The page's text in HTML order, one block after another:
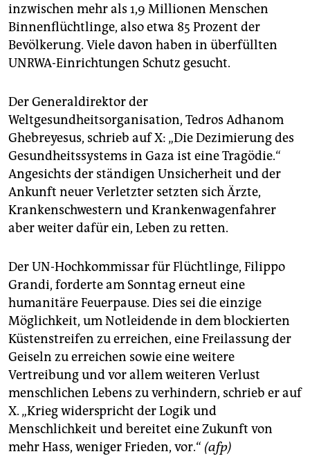
inzwischen mehr als 1,9 Millionen Menschen
Binnenflüchtlinge, also etwa 85 Prozent der
Bevölkerung. Viele davon haben in überfüllten
UNRWA-Einrichtungen Schutz gesucht.
Der Generaldirektor der
Weltgesundheitsorganisation, Tedros Adhanom
Ghebreyesus, schrieb auf X: „Die Dezimierung des
Gesundheitssystems in Gaza ist eine Tragödie.“
Angesichts der ständigen Unsicherheit und der
Ankunft neuer Verletzter setzten sich Ärzte,
Krankenschwestern und Krankenwagenfahrer
aber weiter dafür ein, Leben zu retten.
Der UN-Hochkommissar für Flüchtlinge, Filippo
Grandi, forderte am Sonntag erneut eine
humanitäre Feuerpause. Dies sei die einzige
Möglichkeit, um Notleidende in dem blockierten
Küstenstreifen zu erreichen, eine Freilassung der
Geiseln zu erreichen sowie eine weitere
Vertreibung und vor allem weiteren Verlust
menschlichen Lebens zu verhindern, schrieb er auf
X. „Krieg widerspricht der Logik und
Menschlichkeit und bereitet eine Zukunft von
mehr Hass, weniger Frieden, vor.“ (afp)